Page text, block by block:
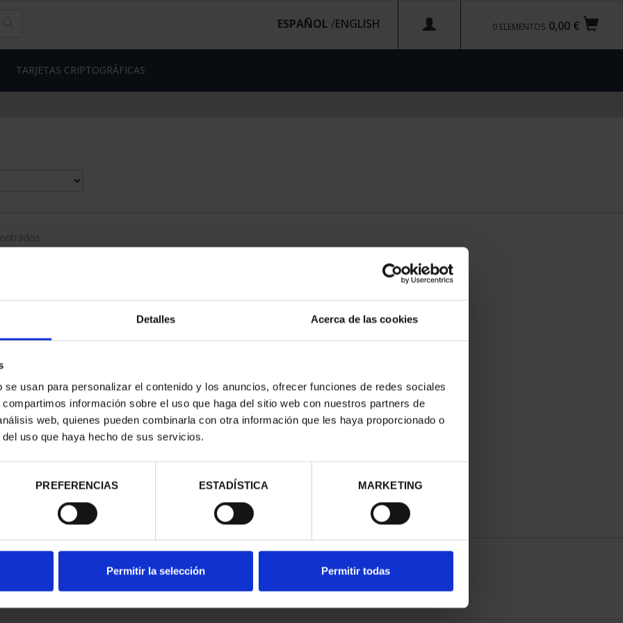
Detalles Acerca de las cookies
usan para personalizar el contenido y los anuncios, ofrecer funciones de redes sociales
información sobre el uso que haga del sitio web con nuestros partners de
web, quienes pueden combinarla con otra información que les haya proporcionado o
uso que haya hecho de sus servicios.
PREFERENCIAS ESTADÍSTICA MARKETING
Permitir la selección Permitir todas
0,00 €
0 ELEMENTOS
ESPAÑOL /
TARJETAS CRIPTOGRÁFICAS
PROVINCIA